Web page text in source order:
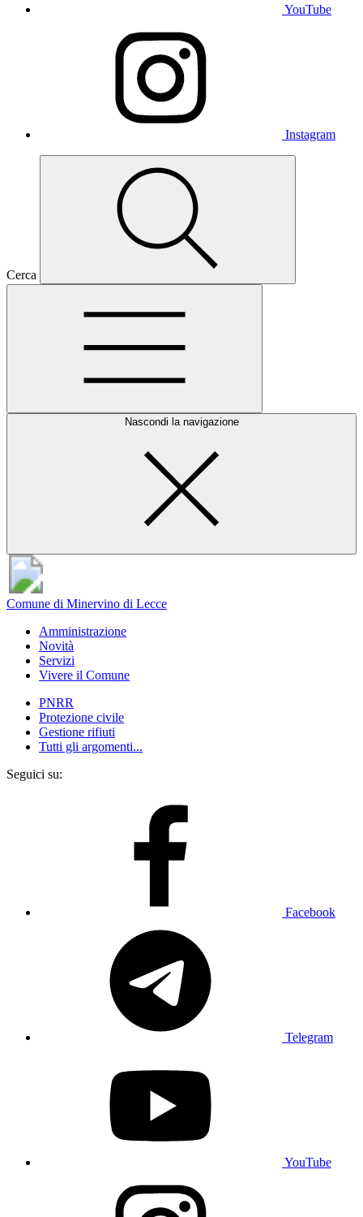
YouTube
Instagram
Cerca
Nascondi la navigazione
Comune di Minervino di Lecce
Amministrazione
Novità
Servizi
Vivere il Comune
PNRR
Protezione civile
Gestione rifiuti
Tutti gli argomenti...
Seguici su:
Facebook
Telegram
YouTube